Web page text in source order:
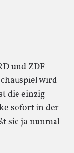
und ZDF
wird
die einzig
sofort in der
sie ja nunmal